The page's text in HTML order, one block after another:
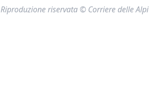
Riproduzione riservata © Corriere delle Alpi